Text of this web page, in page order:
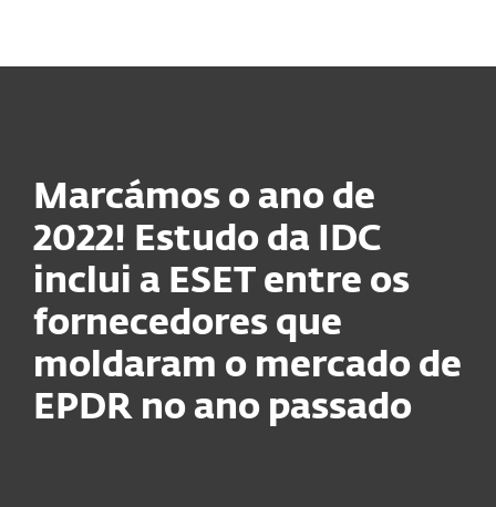
Marcámos o ano de
2022! Estudo da IDC
inclui a ESET entre os
fornecedores que
moldaram o mercado de
EPDR no ano passado